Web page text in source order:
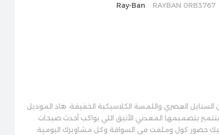
Ray-Ban RAYBAN 0RB3767
العصري واللمسة الكلاسيكية الخفيفة، هاد الموديل
بتصميمها المعدني الأنيق اللي بواكب أحدث صيحات
حضور كول وملفت في السواقة وكل مشاويرك اليومية.